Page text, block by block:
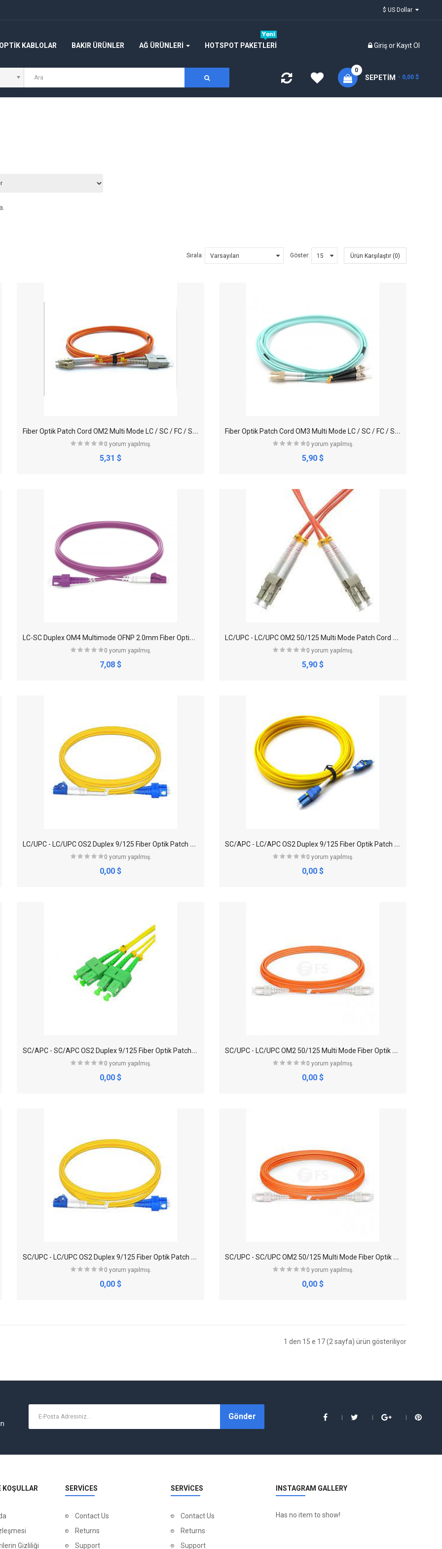
KABLOLAR BAKIR ÜRÜNLER AĞ ÜRÜNLERİ HOTSPOT PAKETLERİ Girişor Kayıt Ol
SEPETIM
0
- 0,00 $
Sırala: Göster: Ürün Karşılaştır (0)
F
iber Optik Patch Cord OM2 Multi Mode LC / SC / FC / ST / 1mt
0 yorum yapılmış.
5,31 $
F
iber Optik Patch Cord OM3 Multi Mode LC / SC / FC / ST / 1 mt
0 yorum yapılmış.
5,90 $
L
C-SC Duplex OM4 Multimode OFNP 2.0mm Fiber Optik Patch Kablo
0 yorum yapılmış.
7,08 $
L
C/UPC - LC/UPC OM2 50/125 Multi Mode Patch Cord Duplex
0 yorum yapılmış.
5,90 $
L
C/UPC - LC/UPC OS2 Duplex 9/125 Fiber Optik Patch Cord
0 yorum yapılmış.
0,00 $
S
C/APC - LC/APC OS2 Duplex 9/125 Fiber Optik Patch Cord
0 yorum yapılmış.
0,00 $
S
C/APC - SC/APC OS2 Duplex 9/125 Fiber Optik Patch Cord
0 yorum yapılmış.
0,00 $
S
C/UPC - LC/UPC OM2 50/125 Multi Mode Fiber Optik Patch Cord Duplex
0 yorum yapılmış.
0,00 $
S
C/UPC - LC/UPC OS2 Duplex 9/125 Fiber Optik Patch Cord
0 yorum yapılmış.
0,00 $
S
C/UPC - SC/UPC OM2 50/125 Multi Mode Fiber Optik Patch Cord Duplex
0 yorum yapılmış.
0,00 $
1 den 15 e 17 (2 sayfa) ürün gösteriliyor
Gönder
KOŞULLAR
Gizliliği
SERVICES
Contact Us
Returns
Support
SERVICES
Contact Us
Returns
Support
INSTAGRAM GALLERY
Has no item to show!